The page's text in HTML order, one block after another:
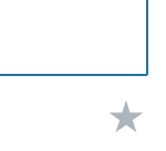
★